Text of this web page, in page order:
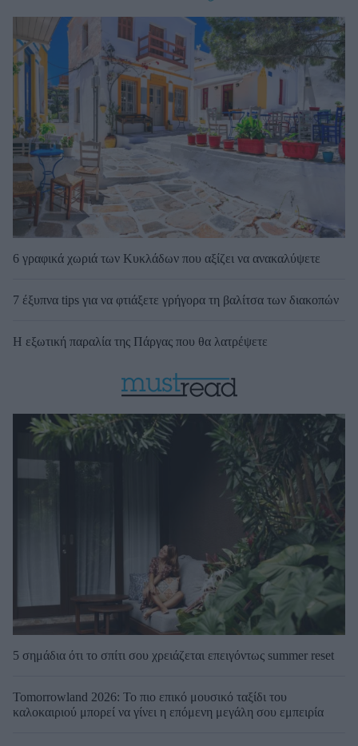
6 γραφικά χωριά των Κυκλάδων που αξίζει να ανακαλύψετε
7 έξυπνα tips για να φτιάξετε γρήγορα τη βαλίτσα των διακοπών
Η εξωτική παραλία της Πάργας που θα λατρέψετε
5 σημάδια ότι το σπίτι σου χρειάζεται επειγόντως summer reset
Tomorrowland 2026: Το πιο επικό μουσικό ταξίδι του
καλοκαιριού μπορεί να γίνει η επόμενη μεγάλη σου εμπειρία